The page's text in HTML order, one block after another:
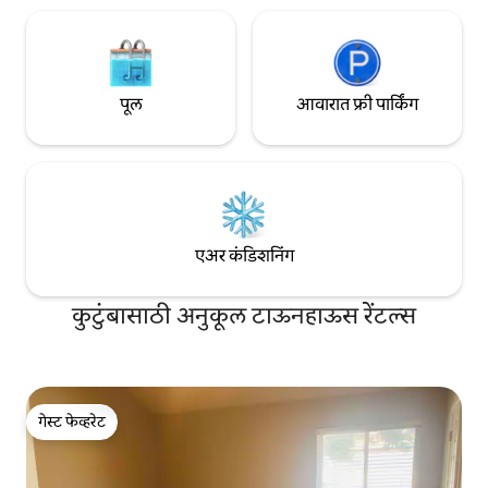
पूल आवारात फ्री पार्किंग
एअर कंडिशनिंग
कुटुंबासाठी अनुकूल टाऊनहाऊस रेंटल्स
गेस्ट फेव्हरेट
गेस्ट फेव्हरेट